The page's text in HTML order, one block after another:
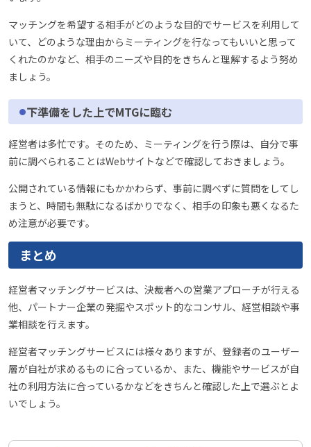
マッチングを希望する相手がどのような目的でサービスを利用して
いて、どのような理由からミーティングを行なってもいいと思って
くれたのかなど、相手のニーズや目的をきちんと理解するよう努め
ましょう。
下準備をした上でMTGに臨む
経営者は多忙です。そのため、ミーティングを行う際は、自分で事
前に調べられることはWebサイトなどで確認しておきましょう。
公開されている情報にもかかわらず、事前に調べずに質問をしてし
まうと、時間も無駄になるばかりでなく、相手の印象も悪くなるた
め注意が必要です。
まとめ
経営者マッチングサービスは、決裁者への営業アプローチが行える
他、パートナー企業の発掘やスポット的なコンサル、経営相談や事
業相談を行えます。
経営者マッチングサービスには様々ありますが、登録者のユーザー
層が自社が求めるものに合っているか、また、機能やサービスが自
社の利用方法に合っているかなどをきちんと確認した上で選ぶとよ
いでしょう。